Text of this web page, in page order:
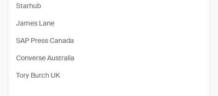
Starhub
James Lane
SAP Press Canada
Converse Australia
Tory Burch UK